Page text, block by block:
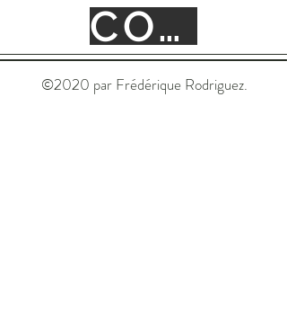
CONTACT
©2020 par Frédérique Rodriguez.